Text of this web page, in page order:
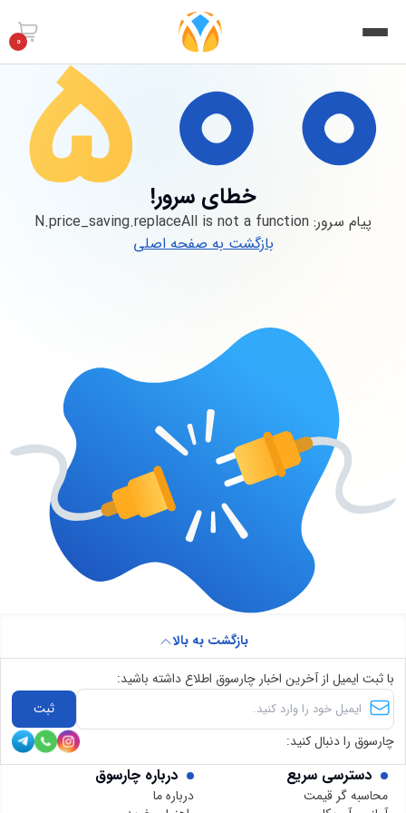
0
خطای سرور!
پیام سرور: N.price_saving.replaceAll is not a function
بازگشت به صفحه اصلی
دسترسی سریع
محاسبه گر قیمت
درباره چارسوق
درباره ما
بازگشت به بالا
با ثبت ایمیل از آخرین اخبار چارسوق اطلاع داشته باشید:
ثبت
چارسوق را دنبال کنید: